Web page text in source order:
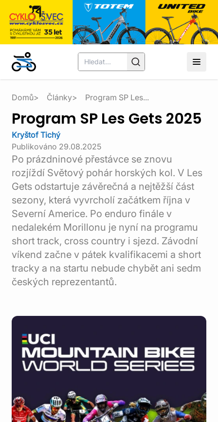
Domů Články Program SP Les...
Program SP Les Gets 2025
Kryštof Tichý
Publikováno 29.08.2025
Po prázdninové přestávce se znovu
rozjíždí Světový pohár horských kol. V Les
Gets odstartuje závěrečná a nejtěžší část
sezony, která vyvrcholí začátkem října v
Severní Americe. Po enduro finále v
nedalekém Morillonu je nyní na programu
short track, cross country i sjezd. Závodní
víkend začne v pátek kvalifikacemi a short
tracky a na startu nebude chybět ani sedm
českých reprezentantů.